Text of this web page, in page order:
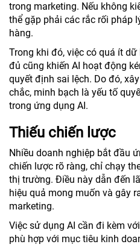
trong marketing. Nếu không
thể gặp phải các rắc rối pháp
hàng.
Trong khi đó, việc có quá ít
đủ cũng khiến AI hoạt động
quyết định sai lệch. Do đó,
chắc, minh bạch là yếu tố
trong ứng dụng AI.
Thiếu chiến lược
Nhiều doanh nghiệp bắt đầu
chiến lược rõ ràng, chỉ chạy
thị trường. Điều này dẫn đến
hiệu quả mong muốn và gây
marketing.
Việc sử dụng AI cần đi kèm
phù hợp với mục tiêu kinh